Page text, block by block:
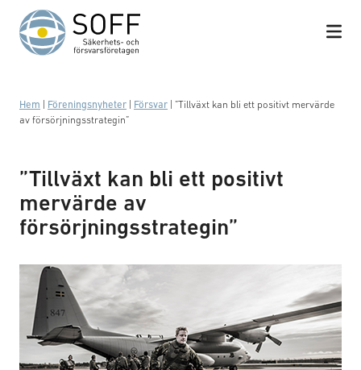
Hoppa till innehåll
Hem Föreningsnyheter Försvar
”Tillväxt kan bli ett positivt mervärde
av försörjningsstrategin”
”Tillväxt kan bli ett positivt
mervärde av
försörjningsstrategin”
Wartofta kompani p4 genomför beredskapskontroll
med stridsvagn 122 på Gotland. Transport med
Hercules c130.